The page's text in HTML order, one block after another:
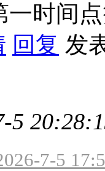
一时间
回复 发
5
7-5